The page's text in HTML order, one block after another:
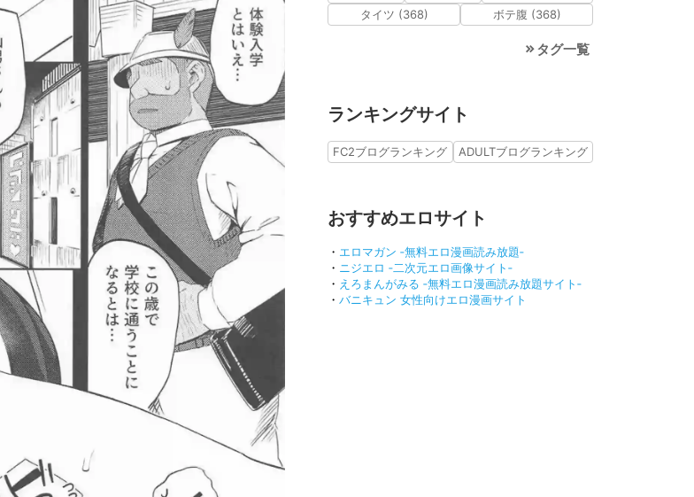
タイツ (368)
ボテ腹 (368)
タグ一覧
ランキングサイト
FC2ブログランキング ADULTブログランキング
おすすめエロサイト
・ エロマガン ‐無料エロ漫画読み放題‐
・ ニジエロ ‐二次元エロ画像サイト‐
・ えろまんがみる ‐無料エロ漫画読み放題サイト‐
・ バニキュン 女性向けエロ漫画サイト